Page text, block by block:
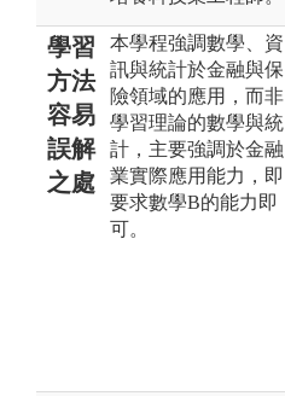
學習
方法
容易
誤解
之處
本學程強調數學、資
訊與統計於金融與保
險領域的應用，而非
學習理論的數學與統
計，主要強調於金融
業實際應用能力，即
要求數學B的能力即
可。